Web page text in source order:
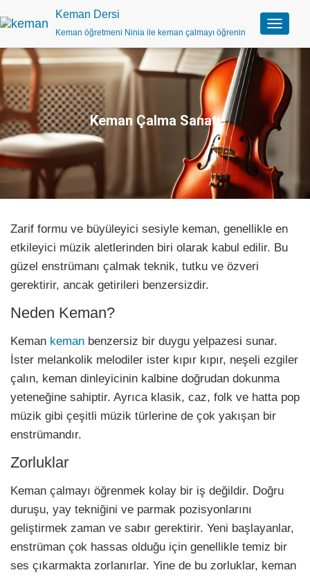
Keman Dersi
Keman öğretmeni Ninia ile keman çalmayı öğrenin
N
a
v
a
s
y
u
a
a
p
Keman Çalma Sanatı
Zarif formu ve büyüleyici sesiyle keman, genellikle en
etkileyici müzik aletlerinden biri olarak kabul edilir. Bu
güzel enstrümanı çalmak teknik, tutku ve özveri
gerektirir, ancak getirileri benzersizdir.
Neden Keman?
Keman keman benzersiz bir duygu yelpazesi sunar.
İster melankolik melodiler ister kıpır kıpır, neşeli ezgiler
çalın, keman dinleyicinin kalbine doğrudan dokunma
yeteneğine sahiptir. Ayrıca klasik, caz, folk ve hatta pop
müzik gibi çeşitli müzik türlerine de çok yakışan bir
enstrümandır.
Zorluklar
Keman çalmayı öğrenmek kolay bir iş değildir. Doğru
duruşu, yay tekniğini ve parmak pozisyonlarını
geliştirmek zaman ve sabır gerektirir. Yeni başlayanlar,
enstrüman çok hassas olduğu için genellikle temiz bir
ses çıkarmakta zorlanırlar. Yine de bu zorluklar, keman